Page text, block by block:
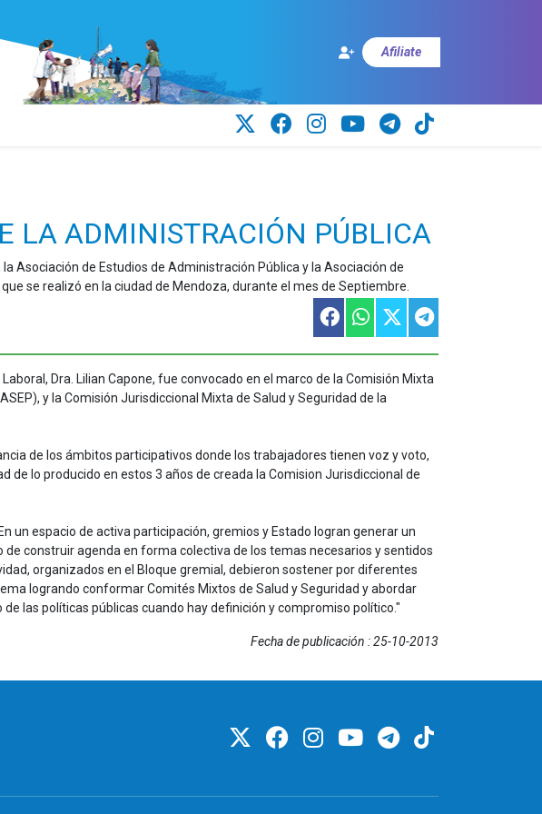
Afiliate
LA ADMINISTRACIÓN PÚBLICA
Asociación de Estudios de Administración Pública y la Asociación de
se realizó en la ciudad de Mendoza, durante el mes de Septiembre.
Dra. Lilian Capone, fue convocado en el marco de la Comisión Mixta
y la Comisión Jurisdiccional Mixta de Salud y Seguridad de la
de los ámbitos participativos donde los trabajadores tienen voz y voto,
de lo producido en estos 3 años de creada la Comision Jurisdiccional de
un espacio de activa participación, gremios y Estado logran generar un
construir agenda en forma colectiva de los temas necesarios y sentidos
organizados en el Bloque gremial, debieron sostener por diferentes
logrando conformar Comités Mixtos de Salud y Seguridad y abordar
las políticas públicas cuando hay definición y compromiso político."
Fecha de publicación : 25-10-2013